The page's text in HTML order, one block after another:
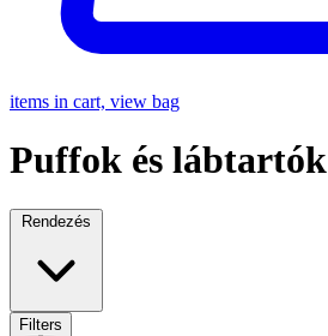
items in cart, view bag
Puffok és lábtartók
Filters